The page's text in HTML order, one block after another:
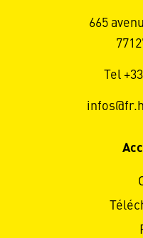
665
Tel